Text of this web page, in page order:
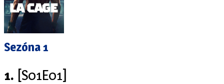
Sezóna 1
1. [S01E01]